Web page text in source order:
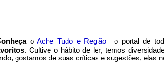
onheçaoAche Tudo e Região o portalde
. Cultive o hábito de ler, temos
, gostamos de suas críticas e sugestões, elas